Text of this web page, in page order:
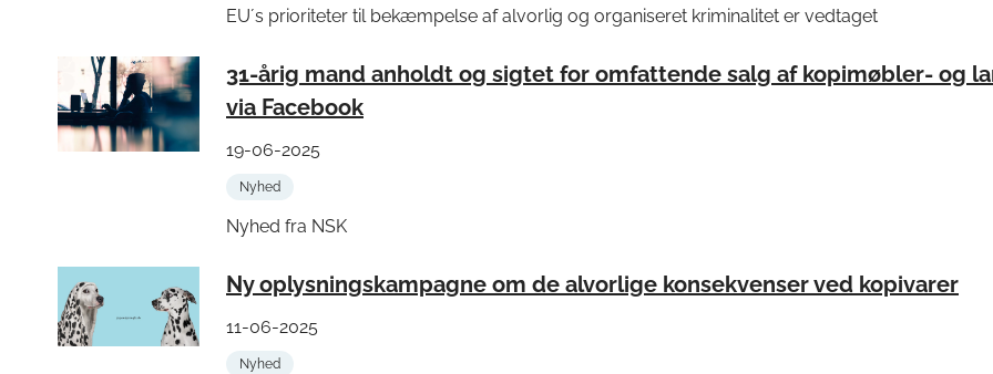
EU´s prioriteter til bekæmpelse af alvorlig og organiseret kriminalitet er vedtaget
31-årig mand anholdt og sigtet for omfattende salg af kopimøbler- og
via Facebook
19-06-2025
Nyhed
Nyhed fra NSK
Ny oplysningskampagne om de alvorlige konsekvenser ved kopivarer
11-06-2025
Nyhed